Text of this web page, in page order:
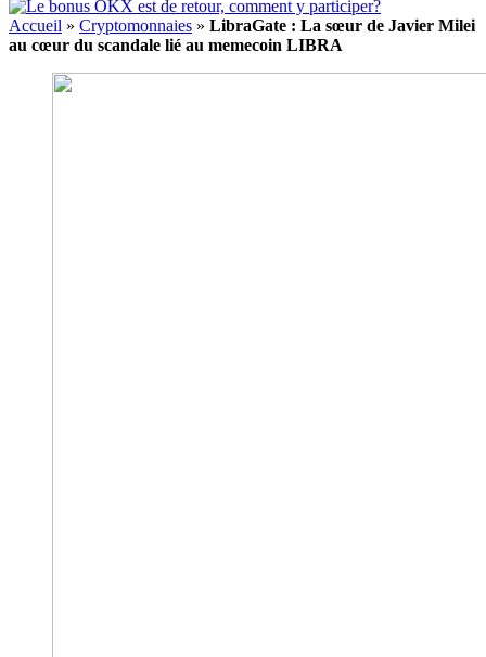
Accueil » Cryptomonnaies » LibraGate : La sœur de Javier Milei
au cœur du scandale lié au memecoin LIBRA